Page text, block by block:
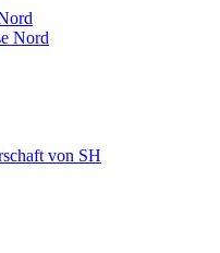
Nord
von SH